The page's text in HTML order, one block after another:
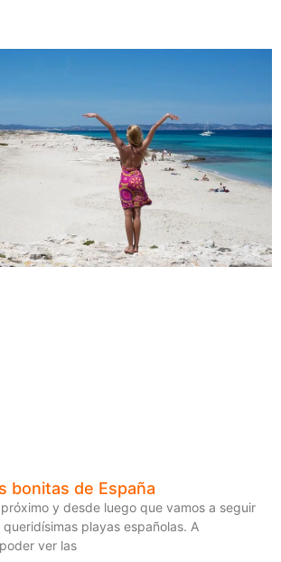
bonitas de España
y desde luego que vamos a seguir
playas españolas. A
ver las